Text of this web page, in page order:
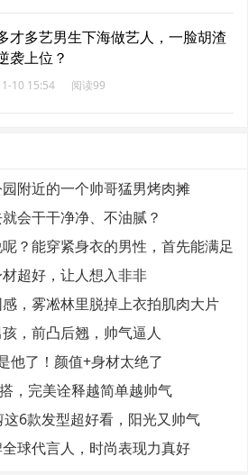
才多艺男生下海做艺人，一脸胡渣
袭上位？
10 15:54 阅读99
附近的一个帅哥猛男烤肉摊
会干干净净、不油腻？
？能穿紧身衣的男性，首先能满足
超好，让人想入非非
，雾凇林里脱掉上衣拍肌肉大片
，前凸后翘，帅气逼人
他了！颜值+身材太绝了
，完美诠释越简单越帅气
6款发型超好看，阳光又帅气
球代言人，时尚表现力真好